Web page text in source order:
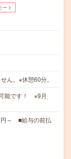
ート
ん。※休憩60分。
能です！ ※9月
～ ■給与の前払